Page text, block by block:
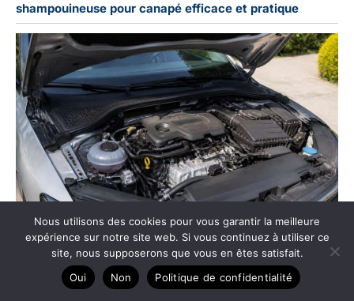
shampouineuse pour canapé efficace et pratique
Comment entretenir sa voiture diesel ?
Nous utilisons des cookies pour vous garantir la meilleure
expérience sur notre site web. Si vous continuez à utiliser ce
site, nous supposerons que vous en êtes satisfait.
Oui
Non Politique de confidentialité